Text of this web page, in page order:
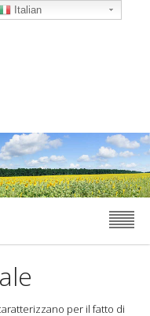
per il fatto di
Italian